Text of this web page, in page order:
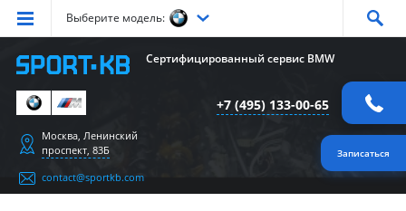
Выберите модель:
Серия Серия Серия
СерияX3
Серия X4 X6 СерияZ4 СерияM
Сертифицированный сервис BMW
+7 (495) 133-00-65
Записаться
Москва, Ленинский
проспект, 83Б
contact@sportkb.com